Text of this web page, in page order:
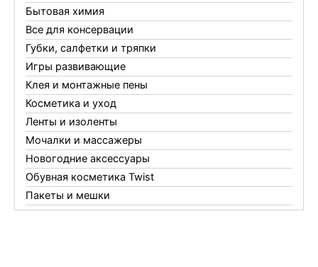
Бытовая химия
Все для консервации
Губки, салфетки и тряпки
Игры развивающие
Клея и монтажные пены
Косметика и уход
Ленты и изоленты
Мочалки и массажеры
Новогодние аксессуары
Обувная косметика Twist
Пакеты и мешки
Перчатки